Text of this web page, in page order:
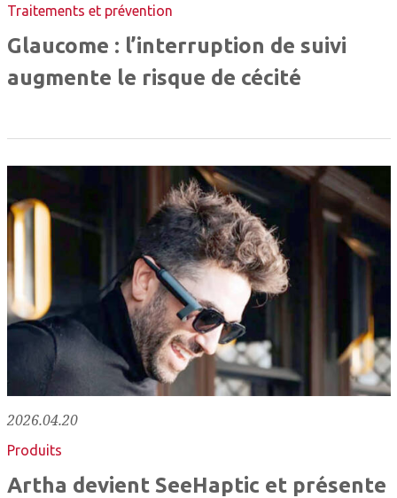
Traitements et prévention
Glaucome : l’interruption de suivi
augmente le risque de cécité
2026.04.20
Produits
Artha devient SeeHaptic et présente